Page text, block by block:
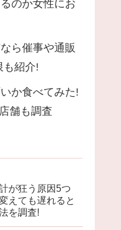
のか女性にお
ら催事や通販
も紹介!
か食べてみた!
舗も調査
が狂う原因5つ
えても遅れると
を調査!